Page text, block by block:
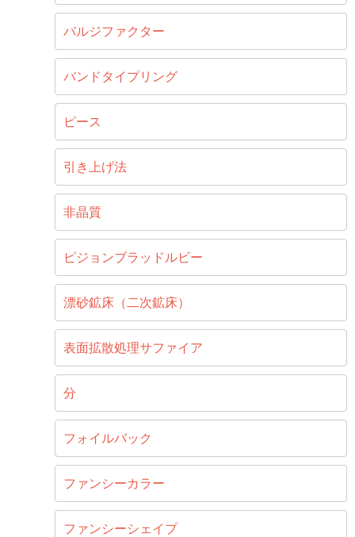
バルジファクター
バンドタイプリング
ピース
引き上げ法
非晶質
ピジョンブラッドルビー
漂砂鉱床（二次鉱床）
表面拡散処理サファイア
分
フォイルバック
ファンシーカラー
ファンシーシェイプ